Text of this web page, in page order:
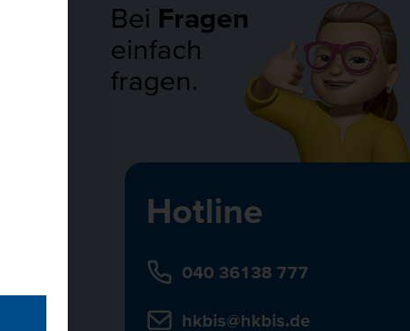
Bei Fragen
einfach
fragen.
Hotline
040 36138 777
hkbis@hkbis.de